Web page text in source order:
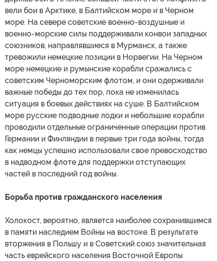
вели бои в Арктике, в Балтийском море и в Черном
море. На севере советские военно-воздушные и
военно-морские силы поддерживали конвои западных
союзников, направлявшиеся в Мурманск, а также
тревожили немецкие позиции в Норвегии. На Черном
море немецкие и румынские корабли сражались с
советским Черноморским флотом, и они одерживали
важные победы до тех пор, пока не изменилась
ситуация в боевых действиях на суше. В Балтийском
море русские подводные лодки и небольшие корабли
проводили отдельные ограниченные операции против
Германии и Финляндии в первые три года войны, тогда
как немцы успешно использовали свое превосходство
в надводном флоте для поддержки отступающих
частей в последний год войны.
Борьба против гражданского населения
Холокост, вероятно, является наиболее сохранившимся
в памяти наследием Войны на востоке. В результате
вторжения в Польшу и в Советский союз значительная
часть еврейского населения Восточной Европы